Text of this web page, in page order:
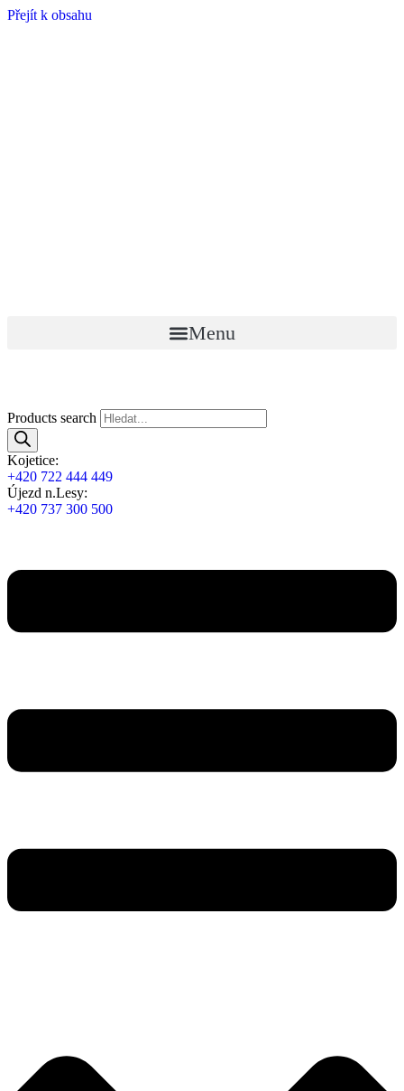
Přejít k obsahu
Menu
Products search
Kojetice:
+420 722 444 449
Újezd n.Lesy:
+420 737 300 500